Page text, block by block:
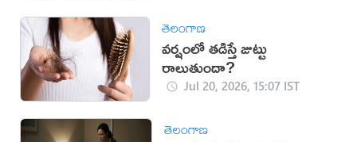
తెలంగాణ
వర్షంలో తడిస్తే జుట్టు
రాలుతుందా?
Jul 20, 2026, 15:07 IST
తెలంగాణ